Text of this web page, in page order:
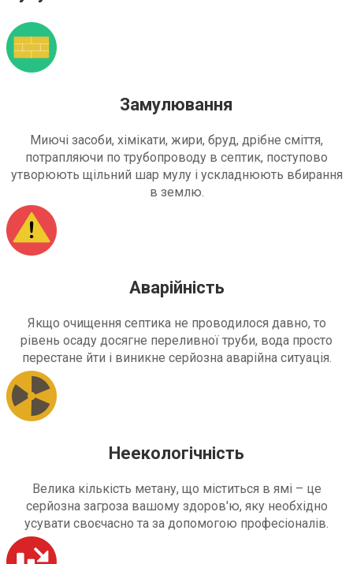
Замулювання
Миючі засоби, хімікати, жири, бруд, дрібне сміття,
потрапляючи по трубопроводу в септик, поступово
утворюють щільний шар мулу і ускладнюють вбирання
в землю.
Аварійність
Якщо очищення септика не проводилося давно, то
рівень осаду досягне переливної труби, вода просто
перестане йти і виникне серйозна аварійна ситуація.
Неекологічність
Велика кількість метану, що міститься в ямі – це
серйозна загроза вашому здоров'ю, яку необхідно
усувати своєчасно та за допомогою професіоналів.